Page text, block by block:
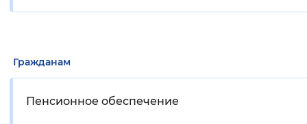
Гражданам
Пенсионное обеспечение